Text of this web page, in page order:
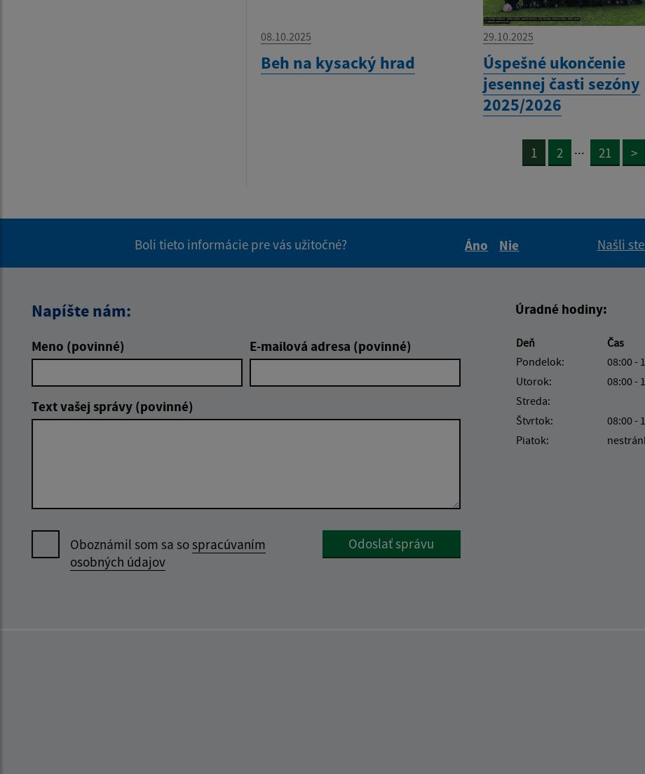
08.10.2025
Beh na kysacký hrad
29.10.2025
Úspešné ukončenie
jesennej časti sezóny
2025/2026
1 2 ... 21 >
Boli tieto informácie pre vás užitočné?
Áno
Nie
Našli
Napíšte nám:
Meno (povinné) E-mailová adresa (povinné)
Text vašej správy (povinné)
Oboznámil som sa sospracúvaním
osobných údajov
Google reCaptcha Response
Odoslať správu
Úradné hodiny:
Deň
Čas
Pondelok:
08:00 -
Utorok:
08:00 -
Streda:
Štvrtok:
08:00 -
Piatok: